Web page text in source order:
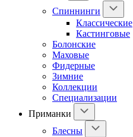
Спиннинги
Классические
Кастинговые
Болонские
Маховые
Фидерные
Зимние
Коллекции
Специализации
Приманки
Блесны